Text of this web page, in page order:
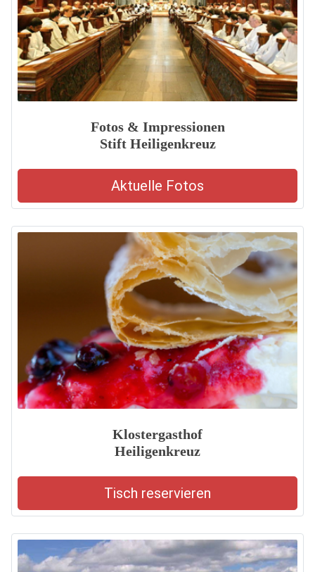
Fotos & Impressionen
Stift Heiligenkreuz
Aktuelle Fotos
Klostergasthof
Heiligenkreuz
Tisch reservieren